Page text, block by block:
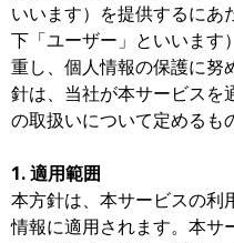
いいます）を提供するにあ
下「ユーザー」といいます
重し、個人情報の保護に努
針は、当社が本サービスを
の取扱いについて定めるも
1. 適用範囲
本方針は、本サービスの利
情報に適用されます。本サ